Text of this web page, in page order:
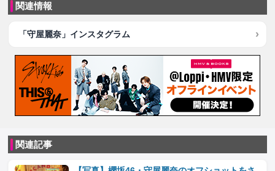
関連情報
「守屋麗奈」インスタグラム
関連記事